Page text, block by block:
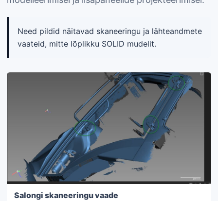
Need pildid näitavad skaneeringu ja lähteandmete
vaateid, mitte lõplikku SOLID mudelit.
Salongi skaneeringu vaade